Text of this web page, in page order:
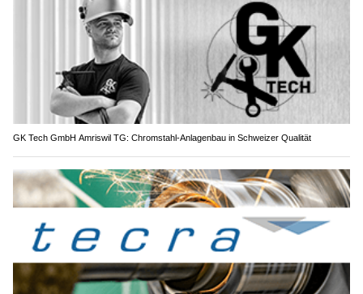
GK Tech GmbH Amriswil TG: Chromstahl-Anlagenbau in Schweizer Qualität